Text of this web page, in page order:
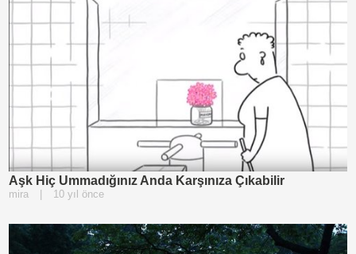
Aşk Hiç Ummadığınız Anda Karşınıza Çıkabilir
mira 10 yıl önce